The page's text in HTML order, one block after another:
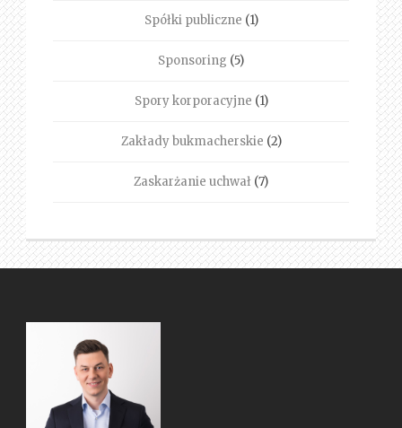
Spółki publiczne (1)
Sponsoring (5)
Spory korporacyjne (1)
Zakłady bukmacherskie (2)
Zaskarżanie uchwał (7)